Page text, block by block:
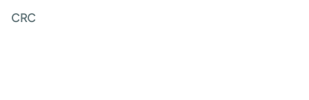
CRC
armarios closet